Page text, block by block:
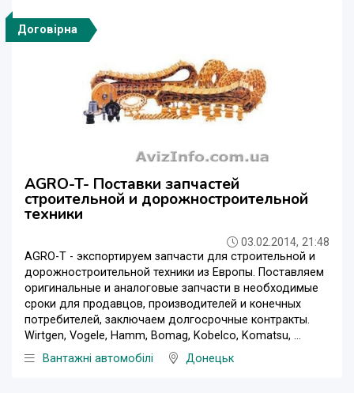
Договірна
AGRO-T- Поставки запчастей
строительной и дорожностроительной
техники
03.02.2014, 21:48
AGRO-T - экспортируем запчасти для строительной и
дорожностроительной техники из Европы. Поставляем
оригинальные и аналоговые запчасти в необходимые
сроки для продавцов, производителей и конечных
потребителей, заключаем долгосрочные контракты.
Wirtgen, Vogele, Hamm, Bomag, Kobelco, Komatsu, ...
Вантажні автомобілі
Донецьк